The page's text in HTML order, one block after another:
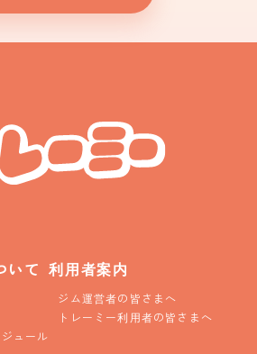
いて
ュール
利用者案内
ジム運営者の皆さまへ
トレーミー利用者の皆さまへ